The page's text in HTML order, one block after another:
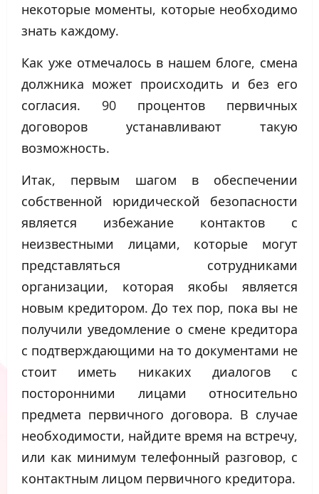
некоторые моменты, которые необходимо
знать каждому.
Как уже отмечалось в нашем блоге, смена
должника может происходить и без его
согласия. 90 процентов первичных
договоров устанавливают такую
возможность.
Итак, первым шагом в обеспечении
собственной юридической безопасности
является избежание контактов с
неизвестными лицами, которые могут
представляться сотрудниками
организации, которая якобы является
новым кредитором. До тех пор, пока вы не
получили уведомление о смене кредитора
с подтверждающими на то документами не
стоит иметь никаких диалогов с
посторонними лицами относительно
предмета первичного договора. В случае
необходимости, найдите время на встречу,
или как минимум телефонный разговор, с
контактным лицом первичного кредитора.